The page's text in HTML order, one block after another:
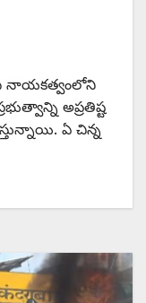
నాయకత్వంలోని
అప్రతిష్ట
ఏ చిన్న